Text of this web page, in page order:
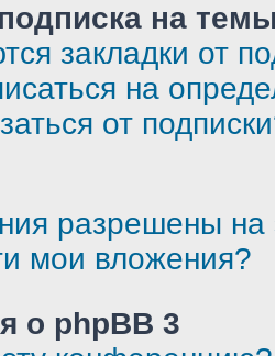
на
закладки от
на
от
разрешены
мои вложения?
о phpBB 3